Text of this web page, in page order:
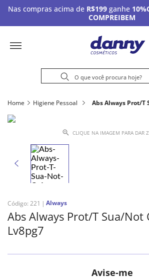
Nas compras acima de R$199 ganhe
COMPREIBEM
Home Higiene Pessoal Abs Always Prot/T
CLIQUE NA IMAGEM PARA DAR
Código: 221 Always
Abs Always Prot/T Sua/Not
Lv8pg7